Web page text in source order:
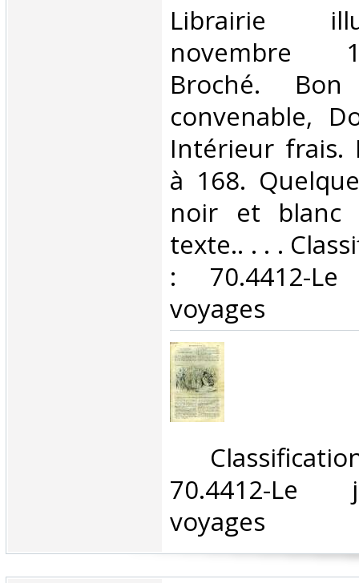
‎Librairie
novembre
Broché.
convenable,
Intérieur frais.
à 168.
noir et blanc
texte.. . . .
: 70.4412-
voyages‎
70.4412-
voyages‎